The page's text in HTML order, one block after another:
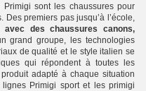
sont les chaussures pour
premiers pas jusqu’à l’école,
des chaussures canons,
grand groupe, les technologies
de qualité et le style italien se
qui répondent à toutes les
adapté à chaque situation
Primigi sport et les primigi